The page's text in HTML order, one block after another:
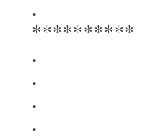
.
**********
.
.
.
.